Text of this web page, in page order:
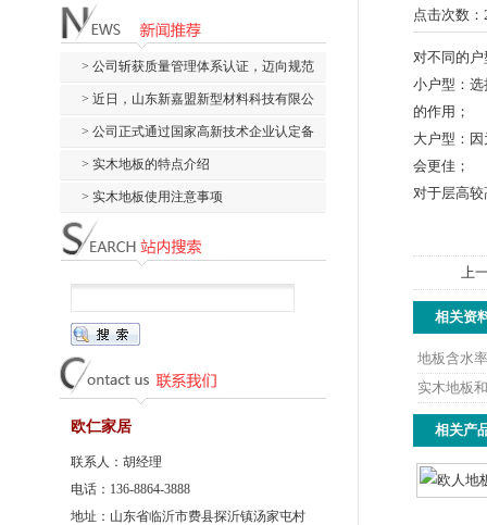
点击次数：
对不同的
小户型：
的作用；
大户型：
会更佳；
对于层高
上
相关资
地板含水
实木地板
相关产
> 公司斩获质量管理体系认证，迈向规范
化管理新阶...
> 近日，山东新嘉盟新型材料科技有限公
司顺利通过...
> 公司正式通过国家高新技术企业认定备
案，荣获国...
> 实木地板的特点介绍
> 实木地板使用注意事项
欧仁家居
联系人：胡经理
电话：136-8864-3888
地址：山东省临沂市费县探沂镇汤家屯村